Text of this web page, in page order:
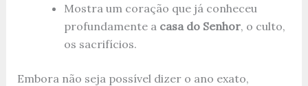
Mostra um coração que já conheceu
profundamente a casa do Senhor, o culto,
os sacrifícios.
Embora não seja possível dizer o ano exato,